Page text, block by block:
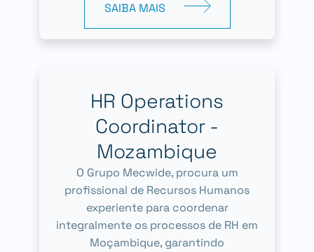
SAIBA MAIS
HR Operations
Coordinator -
Mozambique
O Grupo Mecwide, procura um
profissional de Recursos Humanos
experiente para coordenar
integralmente os processos de RH em
Moçambique, garantindo